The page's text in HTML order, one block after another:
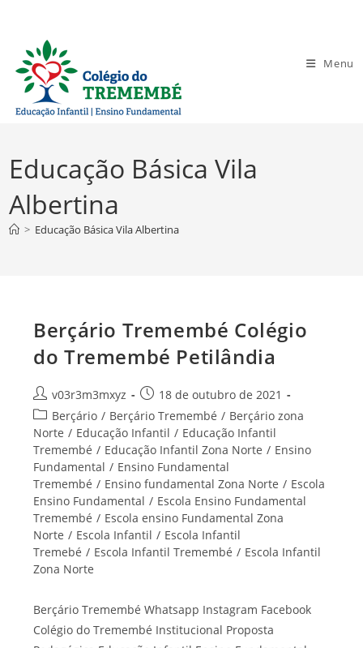
conteúdo
Menu
Educação Básica Vila
Albertina
> Educação Básica Vila Albertina
Berçário Tremembé Colégio
do Tremembé Petilândia
Autor
do
post:
v03r3m3mxyz
Post
publicado:
18 de outubro de 2021
Categoria
do
post:
Berçário / Berçário Tremembé / Berçário zona
Norte / Educação Infantil / Educação Infantil
Tremembé / Educação Infantil Zona Norte / Ensino
Fundamental / Ensino Fundamental
Tremembé / Ensino fundamental Zona Norte / Escola
Ensino Fundamental / Escola Ensino Fundamental
Tremembé / Escola ensino Fundamental Zona
Norte / Escola Infantil / Escola Infantil
Tremebé / Escola Infantil Tremembé / Escola Infantil
Zona Norte
Berçário Tremembé Whatsapp Instagram Facebook
Colégio do Tremembé Institucional Proposta